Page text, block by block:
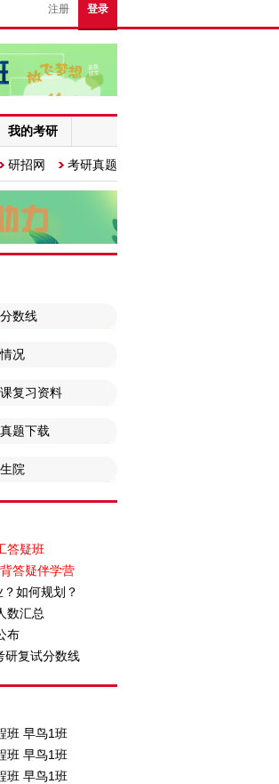
注册 登录
我的考研
研招网 考研真题
数线
况
复习资料
题下载
院
答疑班
答疑伴学营
如何规划？
数汇总
布
研复试分数线
班 早鸟1班
班 早鸟1班
班 早鸟1班